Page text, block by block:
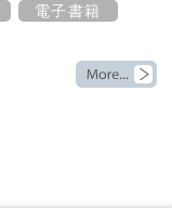
電子書籍